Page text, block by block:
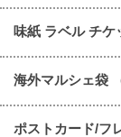
味紙 ラベル チケ
海外マルシェ袋
ポストカード/フ